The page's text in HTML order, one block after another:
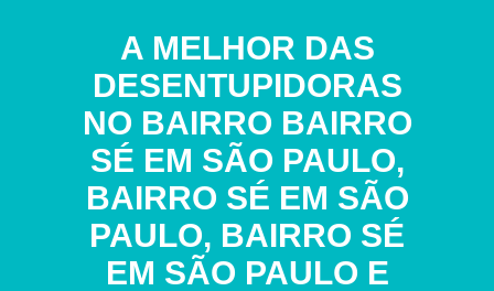
A MELHOR DAS
DESENTUPIDORAS
NO BAIRRO BAIRRO
SÉ EM SÃO PAULO,
BAIRRO SÉ EM SÃO
PAULO, BAIRRO SÉ
EM SÃO PAULO E